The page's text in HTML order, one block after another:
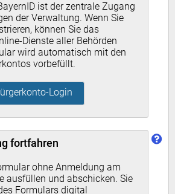
ist der zentrale Zugang
der Verwaltung. Wenn Sie
können Sie das
Dienste aller Behörden
wird automatisch mit den
vorbefüllt.
Login
fortfahren
ohne Anmeldung am
ausfüllen und abschicken. Sie
Formulars digital